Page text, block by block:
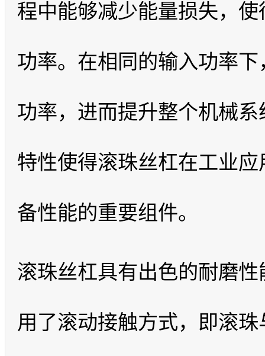
程中能够减少能量损失，
功率。在相同的输入功率
功率，进而提升整个机械
特性使得滚珠丝杠在工业
备性能的重要组件。
滚珠丝杠具有出色的耐磨
用了滚动接触方式，即滚